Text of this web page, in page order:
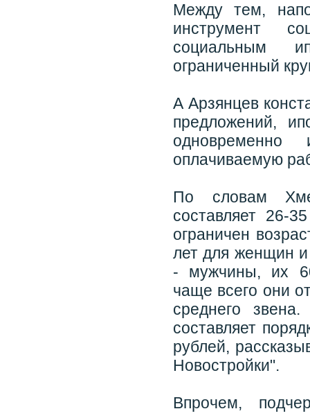
Между тем,
инструмент
социальным
ограниченный
А Арзянцев
предложений,
оплачиваемую
По словам
составляет 26-
ограничен
лет для женщин
- мужчины, их
чаще всего они
среднего
составляет
рублей,
Новостройки".
Впрочем,